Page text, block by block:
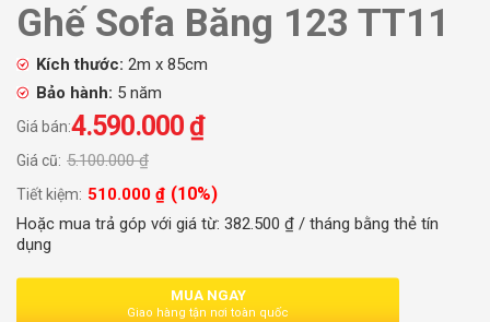
Ghế Sofa Băng 123 TT11
Kích thước: 2m x 85cm
Bảo hành: 5 năm
Giá bán:4.590.000₫
Giá cũ: 5.100.000₫
Tiết kiệm: 510.000 ₫ (10%)
Hoặc mua trả góp với giá từ: 382.500 ₫ / tháng bằng thẻ tín
dụng
MUA NGAY
Giao hàng tận nơi toàn quốc